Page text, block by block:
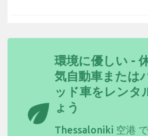
eco
環境に優しい -
気自動車または
ッド車をレンタ
ょう
Thessaloniki 空港 で